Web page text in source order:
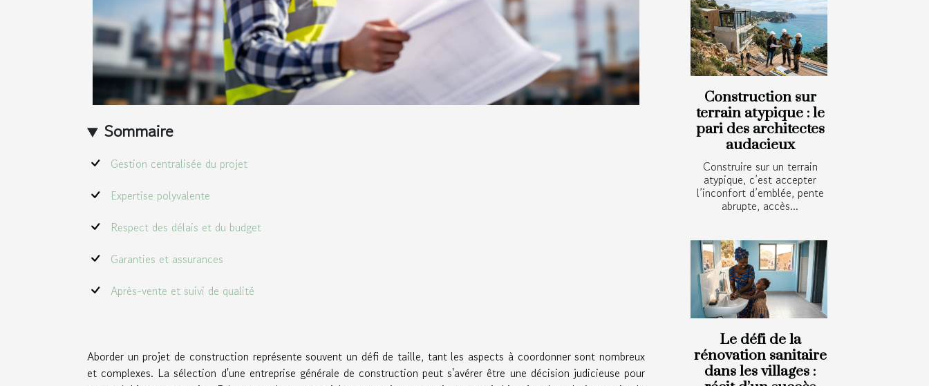
Sommaire
Gestion centralisée du projet
Expertise polyvalente
Respect des délais et du budget
Garanties et assurances
Après-vente et suivi de qualité
Aborder un projet de construction représente souvent un défi de taille, tant les aspects à coordonner sont nombreux
et complexes. La sélection d'une entreprise générale de construction peut s'avérer être une décision judicieuse pour
Construction sur
terrain atypique : le
pari des architectes
audacieux
Construire sur un terrain
atypique, c’est accepter
l’inconfort d’emblée, pente
abrupte, accès...
Le défi de la
rénovation sanitaire
dans les villages :